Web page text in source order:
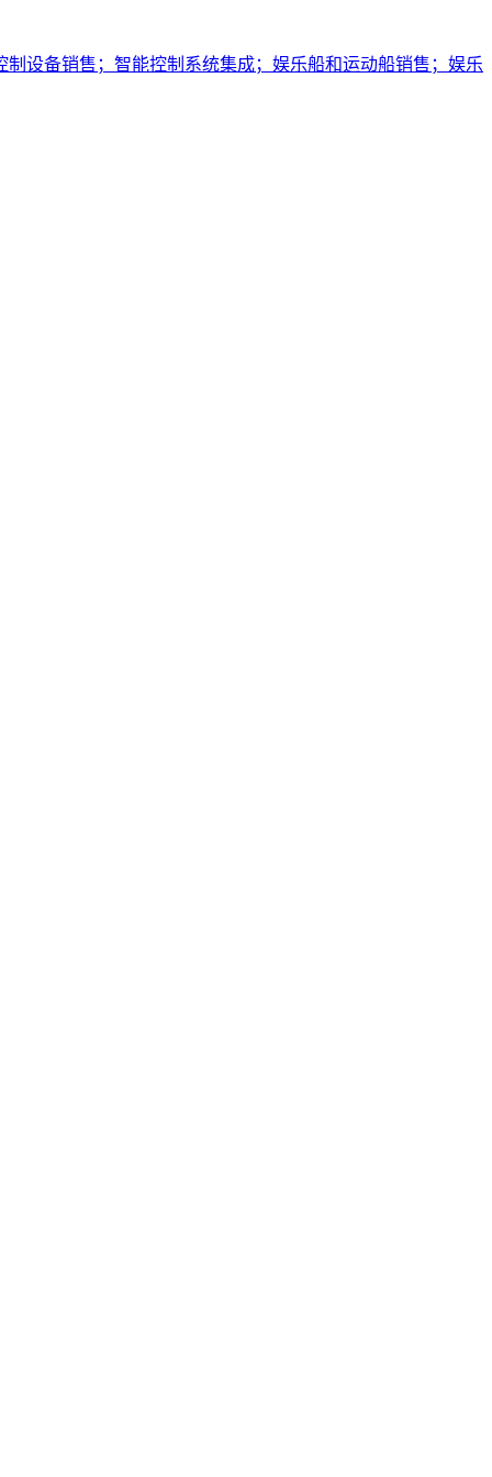
设备销售；智能控制系统集成；娱乐船和运动船销售；娱乐